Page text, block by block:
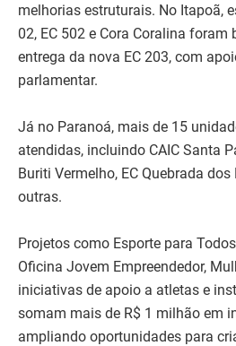
melhorias estruturais. No Itapoã,
02, EC 502 e Cora Coralina foram
entrega da nova EC 203, com
parlamentar.
Já no Paranoá, mais de 15
atendidas, incluindo CAIC Santa
Buriti Vermelho, EC Quebrada dos
outras.
Projetos como Esporte para
Oficina Jovem Empreendedor,
iniciativas de apoio a atletas e
somam mais de R$ 1 milhão em
ampliando oportunidades para